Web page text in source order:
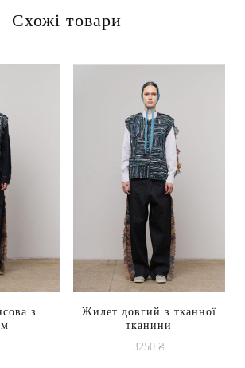
Схожі товари
з
Жилет довгий з тканної
тканини
3250₴